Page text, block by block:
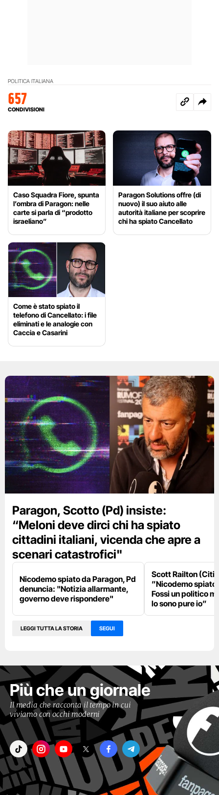
POLITICA ITALIANA
657
CONDIVISIONI
Caso Squadra Fiore, spunta
l’ombra di Paragon: nelle
carte si parla di “prodotto
israeliano”
Paragon Solutions offre (di
nuovo) il suo aiuto alle
autorità italiane per scoprire
chi ha spiato Cancellato
Come è stato spiato il
telefono di Cancellato: i file
eliminati e le analogie con
Caccia e Casarini
Paragon, Scotto (Pd) insiste:
“Meloni deve dirci chi ha spiato
cittadini italiani, vicenda che apre a
scenari catastrofici"
Nicodemo spiato da Paragon, Pd
denuncia: "Notizia allarmante,
governo deve rispondere"
Scott Railton
”Nicodemo spiato
Fossi un politico
lo sono pure io”
LEGGI TUTTA LA STORIA SEGUI
Più che un giornale
Il media che racconta il tempo in cui
viviamo con occhi moderni